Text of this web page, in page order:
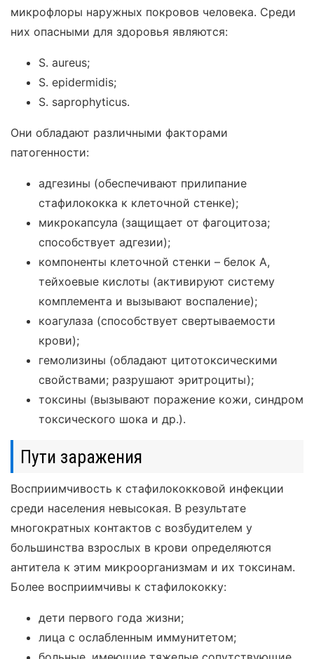
микрофлоры наружных покровов человека. Среди
них опасными для здоровья являются:
S. aureus;
S. epidermidis;
S. saprophyticus.
Они обладают различными факторами
патогенности:
адгезины (обеспечивают прилипание
стафилококка к клеточной стенке);
микрокапсула (защищает от фагоцитоза;
способствует адгезии);
компоненты клеточной стенки – белок А,
тейхоевые кислоты (активируют систему
комплемента и вызывают воспаление);
коагулаза (способствует свертываемости
крови);
гемолизины (обладают цитотоксическими
свойствами; разрушают эритроциты);
токсины (вызывают поражение кожи, синдром
токсического шока и др.).
Пути заражения
Восприимчивость к стафилококковой инфекции
среди населения невысокая. В результате
многократных контактов с возбудителем у
большинства взрослых в крови определяются
антитела к этим микроорганизмам и их токсинам.
Более восприимчивы к стафилококку:
дети первого года жизни;
лица с ослабленным иммунитетом;